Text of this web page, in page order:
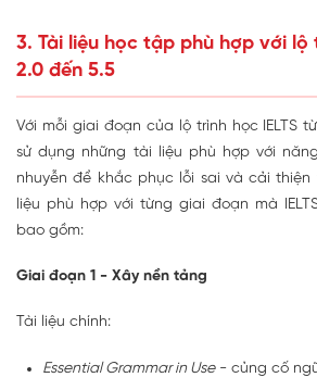
3. Tài liệu học tập phù hợp với lộ
2.0 đến 5.5
Với mỗi giai đoạn của lộ trình học IELTS
sử dụng những tài liệu phù hợp với
nhuyễn để khắc phục lỗi sai và cải thiện
liệu phù hợp với từng giai đoạn mà
bao gồm:
Giai đoạn 1 - Xây nền tảng
Tài liệu chính:
Essential Grammar in Use- củng cố